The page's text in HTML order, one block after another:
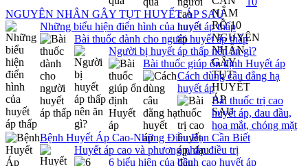
NGUYÊN NHÂN GÂY TỤT HUYẾT ÁP SAU
Những biểu hiện điển hình của huyết áp thấp
Bài thuốc dành cho người huyết áp thấp
Người bị huyết áp thấp nên ăn gì?
Bài thuốc giúp ổn định Huyết áp
Cách dùng câu đằng hạ
huyết áp
Bài thuốc trị cao
huyết áp, đau đầu,
hoa mắt, chóng mặt
Bệnh Huyết Áp Cao-Những Điều Bạn Cần Biết
Huyết áp cao và phương pháp điều trị
6 biểu hiện của bệnh cao huyết áp